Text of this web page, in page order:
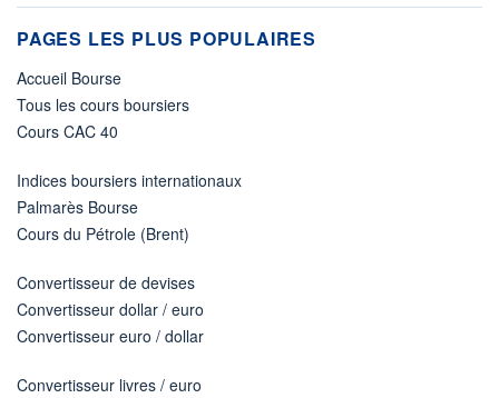
PAGES LES PLUS POPULAIRES
Accueil Bourse
Tous les cours boursiers
Cours CAC 40
Indices boursiers internationaux
Palmarès Bourse
Cours du Pétrole (Brent)
Convertisseur de devises
Convertisseur dollar / euro
Convertisseur euro / dollar
Convertisseur livres / euro